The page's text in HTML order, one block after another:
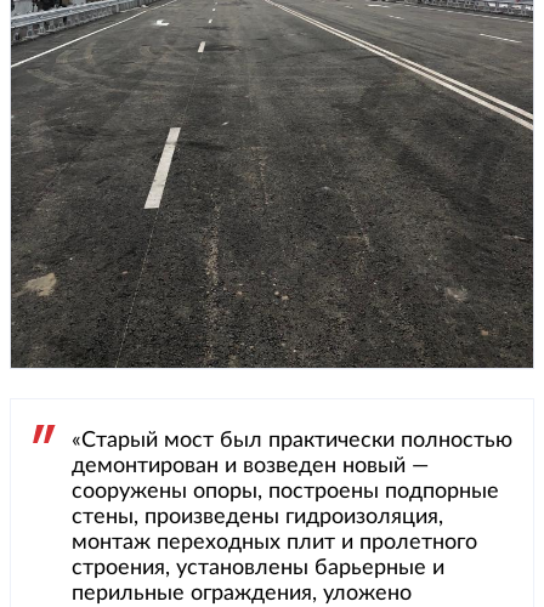
«Старый мост был практически полностью
демонтирован и возведен новый —
сооружены опоры, построены подпорные
стены, произведены гидроизоляция,
монтаж переходных плит и пролетного
строения, установлены барьерные и
перильные ограждения, уложено